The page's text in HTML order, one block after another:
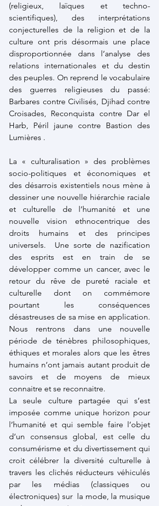
(religieux, laïques et techno-
scientifiques), des interprétations
conjecturelles de la religion et de la
culture ont pris désormais une place
disproportionnée dans l’analyse des
relations internationales et du destin
des peuples. On reprend le vocabulaire
des guerres religieuses du passé:
Barbares contre Civilisés, Djihad contre
Croisades, Reconquista contre Dar el
Harb, Péril jaune contre Bastion des
Lumières .
La « culturalisation » des problèmes
socio-politiques et économiques et
des désarrois existentiels nous mène à
dessiner une nouvelle hiérarchie raciale
et culturelle de l’humanité et une
nouvelle vision ethnocentrique des
droits humains et des principes
universels.  Une sorte de nazification
des esprits est en train de se
développer comme un cancer, avec le
retour du rêve de pureté raciale et
culturelle dont on commémore
pourtant les conséquences
désastreuses de sa mise en application.
Nous rentrons dans une nouvelle
période de ténèbres philosophiques,
éthiques et morales alors que les êtres
humains n’ont jamais autant produit de
savoirs et de moyens de mieux
connaitre et se reconnaitre.
La seule culture partagée qui s’est
imposée comme unique horizon pour
l’humanité et qui semble faire l’objet
d’un consensus global, est celle du
consumérisme et du divertissement qui
croit célébrer la diversité culturelle à
travers les clichés réducteurs véhiculés
par les médias (classiques ou
électroniques) sur  la mode, la musique